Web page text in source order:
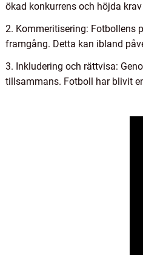
ökad konkurrens och höjda
2. Kommeritisering: Fotbollens
framgång. Detta kan ibland
3. Inkludering och rättvisa:
tillsammans. Fotboll har blivit